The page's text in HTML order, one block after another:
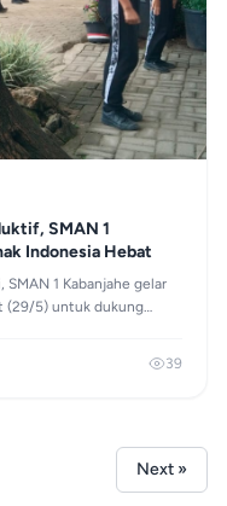
SMAN 1
Indonesia Hebat
SMAN 1 Kabanjahe gelar
(29/5) untuk dukung
39
Next »